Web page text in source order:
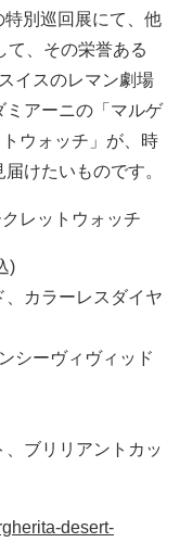
別巡回展にて、他
て、その栄誉ある
イスのレマン劇場
ミアーニの「マルゲ
ウォッチ」が、時
けたいものです。
レットウォッチ
)
カラーレスダイヤ
シーヴィヴィッド
ブリリアントカッ
desert-